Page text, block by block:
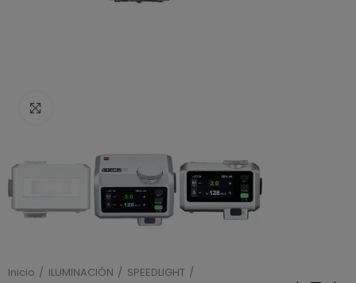
Inicio ILUMINACIÓN
SPEEDLIGHT